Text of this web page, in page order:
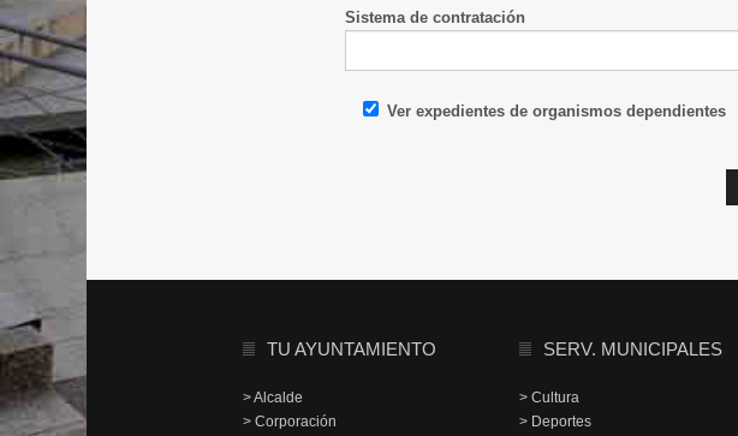
Sistema de contratación
Ver expedientes de organismos dependientes
TU AYUNTAMIENTO
> Alcalde
> Corporación
SERV. MUNICIPALES
> Cultura
> Deportes